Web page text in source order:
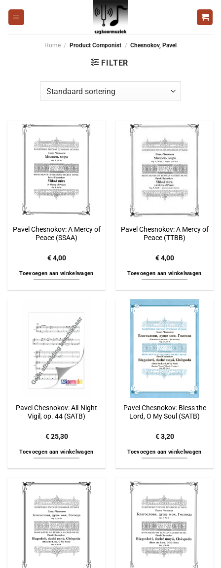
naar
Home / Product Componist / Chesnokov, Pavel
FILTER
Pavel Chesnokov: A Mercy of
Peace (SSAA)
€4,00
Toevoegen aan winkelwagen
Pavel Chesnokov: A Mercy of
Peace (TTBB)
€4,00
Toevoegen aan winkelwagen
Pavel Chesnokov: All-Night
Vigil, op. 44 (SATB)
€25,30
Toevoegen aan winkelwagen
Pavel Chesnokov: Bless the
Lord, O My Soul (SATB)
€3,20
Toevoegen aan winkelwagen